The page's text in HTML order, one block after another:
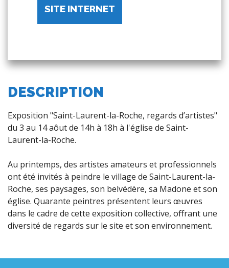
SITE INTERNET
DESCRIPTION
Exposition "Saint-Laurent-la-Roche, regards d’artistes"
du 3 au 14 aôut de 14h à 18h à l'église de Saint-
Laurent-la-Roche.
Au printemps, des artistes amateurs et professionnels
ont été invités à peindre le village de Saint-Laurent-la-
Roche, ses paysages, son belvédère, sa Madone et son
église. Quarante peintres présentent leurs œuvres
dans le cadre de cette exposition collective, offrant une
diversité de regards sur le site et son environnement.